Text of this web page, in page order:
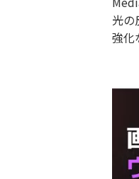
光の
強化